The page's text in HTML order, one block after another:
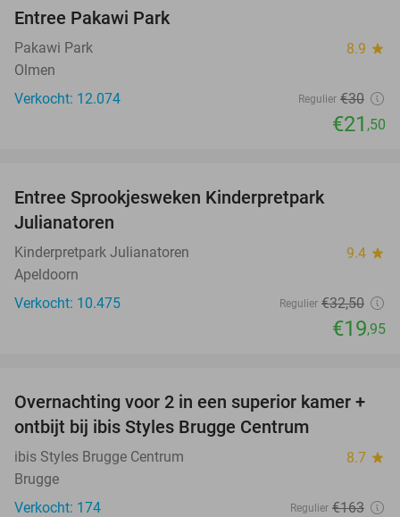
Entree Pakawi Park
Pakawi Park 8.9 star
Olmen
Verkocht: 12.074
Regulier €30
€21 ,50
Entree Sprookjesweken Kinderpretpark
Julianatoren
Kinderpretpark Julianatoren 9.4 star
Apeldoorn
Verkocht: 10.475
Regulier €32,50
€19,95
15%
Overnachting voor 2 in een superior kamer +
ontbijt bij ibis Styles Brugge Centrum
ibis Styles Brugge Centrum 8.7 star
Brugge
Verkocht: 174
Regulier €163